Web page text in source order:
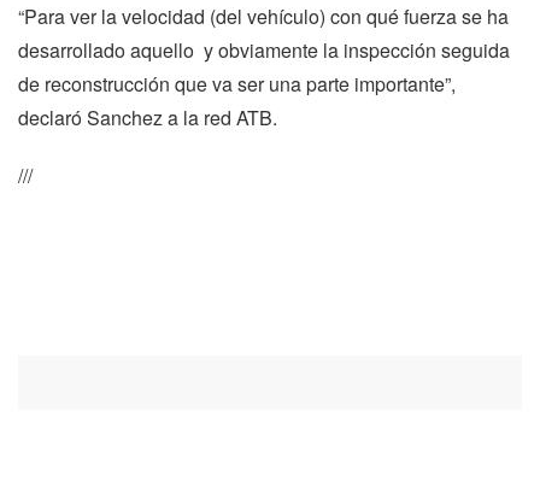
“Para ver la velocidad (del vehículo) con qué fuerza se ha
desarrollado aquello y obviamente la inspección seguida
de reconstrucción que va ser una parte importante”,
declaró Sanchez a la red ATB.
///